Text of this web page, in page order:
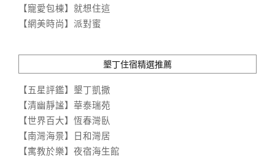
【寵愛包棟】就想住這
【網美時尚】派對蜜
墾丁住宿精選推薦
【五星評鑑】墾丁凱撒
【清幽靜謐】華泰瑞苑
【世界百大】恆春灣臥
【南灣海景】日和灣居
【寓教於樂】夜宿海生館